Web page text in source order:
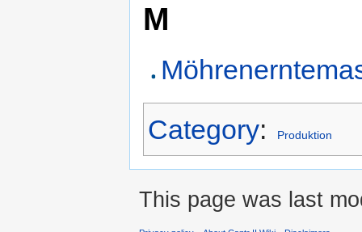
M
Category: Produktion
This page was last